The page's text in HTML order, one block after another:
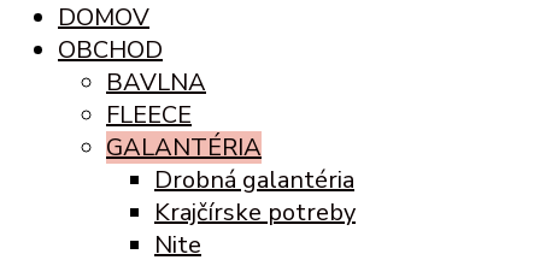
DOMOV
OBCHOD
BAVLNA
FLEECE
GALANTÉRIA
Drobná galantéria
Krajčírske potreby
Nite